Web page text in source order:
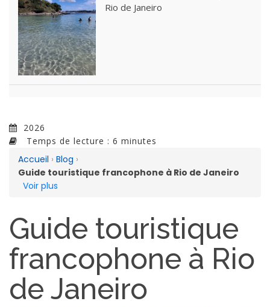
Rio de Janeiro
2026
Temps de lecture : 6 minutes
Accueil › Blog ›
Guide touristique francophone à Rio de Janeiro
Voir plus
Guide touristique
francophone à Rio
de Janeiro